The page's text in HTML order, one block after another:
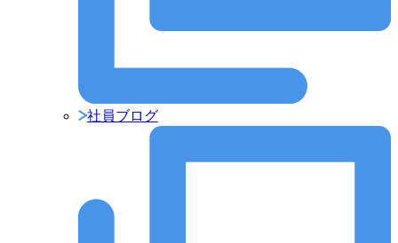
社員ブログ